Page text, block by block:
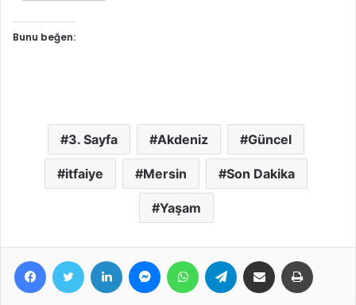
Bunu beğen:
3. Sayfa Akdeniz Güncel
itfaiye Mersin Son Dakika
Yaşam
FacebookTwitter LinkedIn MessengerWhatsAppTelegram E-Posta ile paylaş